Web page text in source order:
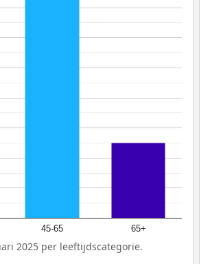
45-65 65+
2025 per leeftijdscategorie.